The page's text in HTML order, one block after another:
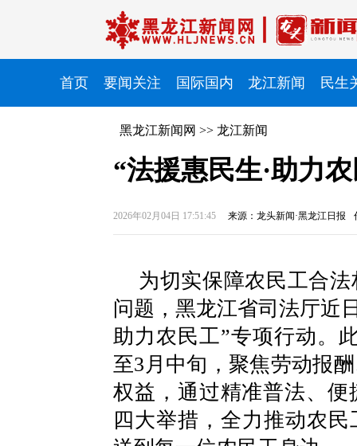
首页 要闻关注 国际国内 龙江新闻 民生
黑龙江新闻网 >> 龙江新闻
“法援惠民生·助力
2026年02月04日 17:51:45 来源：龙头新闻·黑龙江日报
为切实保障农民工合
问题，黑龙江省司法厅近
助力农民工”专项行动。
至3月中旬，聚焦劳动报
权益，通过精准普法、
四大举措，全力推动农